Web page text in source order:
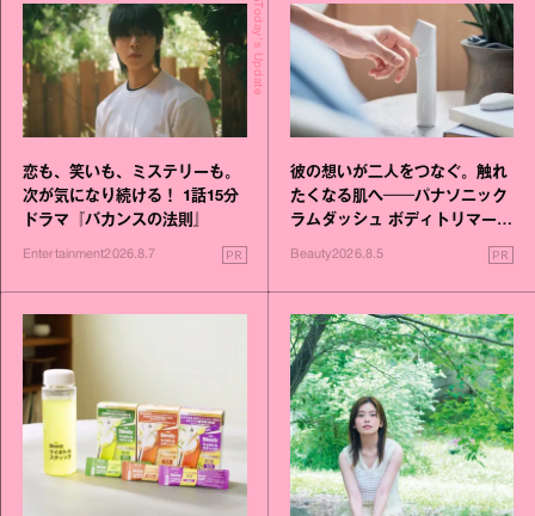
Today's Update
恋も、笑いも、ミステリーも。
次が気になり続ける！ 1話15分
ドラマ『バカンスの法則』
Entertainment2026.8.7 PR
彼の想いが二人をつなぐ。触れ
たくなる肌へ──パナソニック
ラムダッシュ ボディトリマーが
Beauty2026.8.5 PR